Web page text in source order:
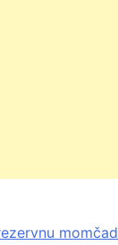
momčad